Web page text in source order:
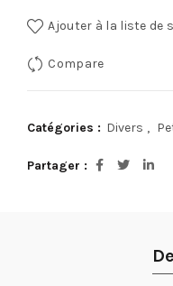
Ajouter à la liste de
Compare
Catégories : Divers ,
Partager